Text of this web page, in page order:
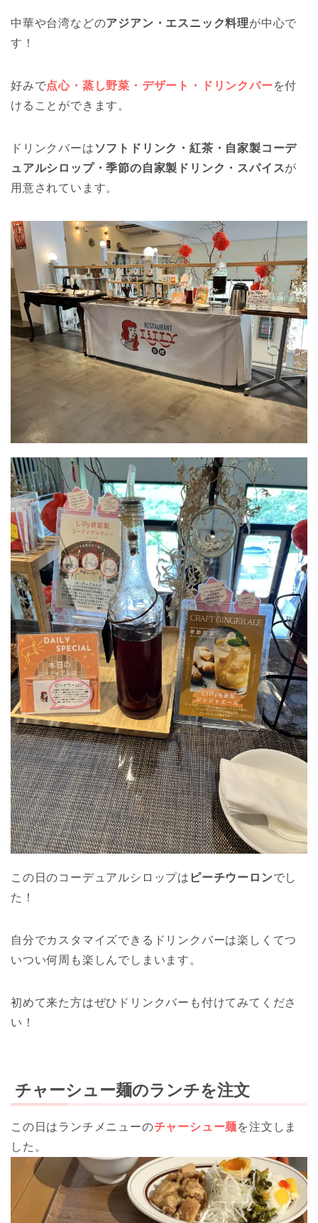
中華や台湾などのアジアン・エスニック料理が中心で
す！
好みで点心・蒸し野菜・デザート・ドリンクバーを付
けることができます。
ドリンクバーは ソフトドリンク・紅茶・自家製コーデ
ュアルシロップ・季節の自家製ドリンク・スパイスが
用意されています。
この日のコーデュアルシロップは ピーチウーロンでし
た！
自分でカスタマイズできるドリンクバーは楽しくてつ
いつい何周も楽しんでしまいます。
初めて来た方はぜひドリンクバーも付けてみてくださ
い！
チャーシュー麺のランチを注文
この日はランチメニューのチャーシュー麺を注文しま
した。